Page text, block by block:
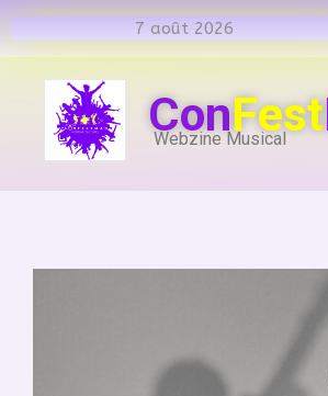
7 août 2026
ConFest
Webzine Musical